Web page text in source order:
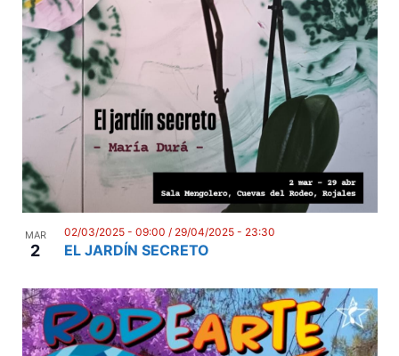
MAR
2 EL JARDÍN SECRETO
02/03/2025 - 09:00 / 29/04/2025 - 23:30